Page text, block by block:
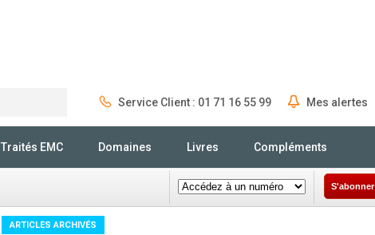
Service Client : 01 71 16 55 99 Mes alertes
Traités EMC Domaines Livres Compléments
S'abonner
ARTICLES ARCHIVÉS